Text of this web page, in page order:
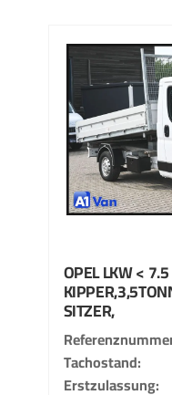
OPELLKW <
SITZER,
Tachostand
Erstzulassung